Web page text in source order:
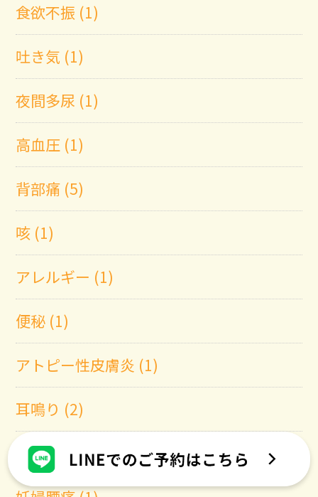
食欲不振 (1)
吐き気 (1)
夜間多尿 (1)
高血圧 (1)
背部痛 (5)
咳 (1)
アレルギー (1)
便秘 (1)
アトピー性皮膚炎 (1)
耳鳴り (2)
ヘルペス (1)